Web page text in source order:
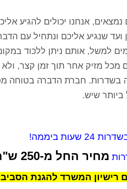
אנחנו יכולים להגיע
שנגיע אליכם ונתחיל עם
למשל, אותם ניתן ללכוד
מזיק אחר תוך זמן קצר,
בשדרות. חברת הדברה בטוחה
שיש.
שעות ביממה!
מחיר החל מ-250 ש"ח
רישיון המשרד להגנת